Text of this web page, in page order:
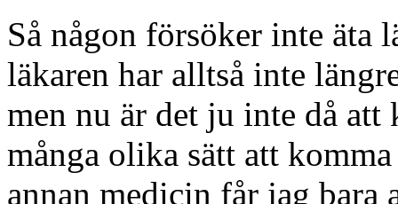
Så någon försöker inte äta
läkaren har alltså inte
men nu är det ju inte då
många olika sätt att
annan medicin får jag bara